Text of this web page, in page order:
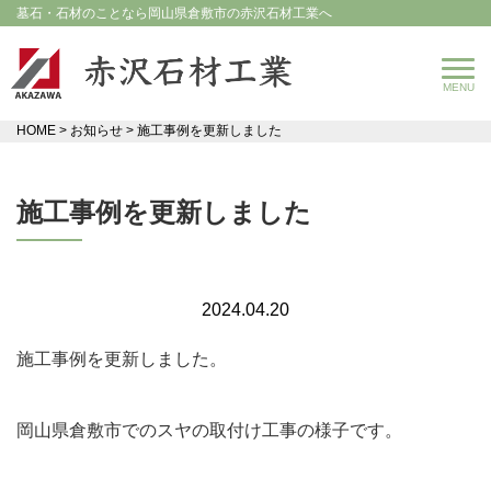
墓石・石材のことなら岡山県倉敷市の赤沢石材工業へ
HOME > お知らせ > 施工事例を更新しました
施工事例を更新しました
2024.04.20
施工事例を更新しました。
岡山県倉敷市でのスヤの取付け工事の様子です。